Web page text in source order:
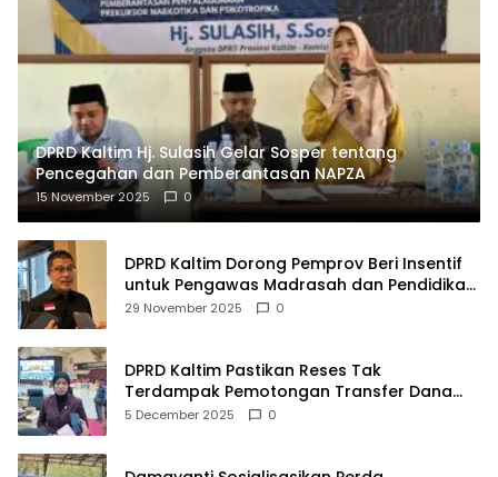
DPRD Kaltim Hj. Sulasih Gelar Sosper tentang
Pencegahan dan Pemberantasan NAPZA
15 November 2025 0
DPRD Kaltim Dorong Pemprov Beri Insentif
untuk Pengawas Madrasah dan Pendidikan
Agama
29 November 2025 0
DPRD Kaltim Pastikan Reses Tak
Terdampak Pemotongan Transfer Dana
Pusat
5 December 2025 0